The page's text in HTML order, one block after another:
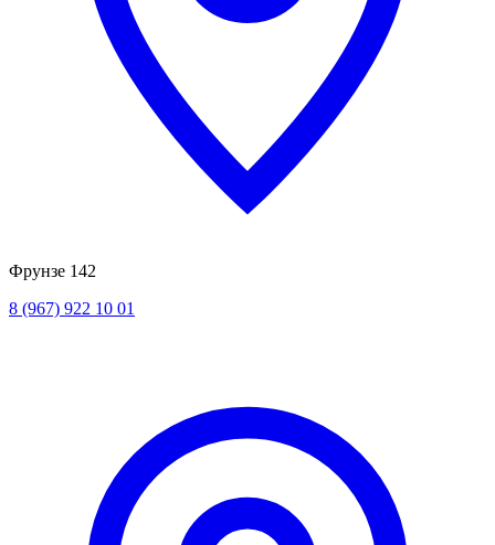
Фрунзе 142
8 (967) 922 10 01